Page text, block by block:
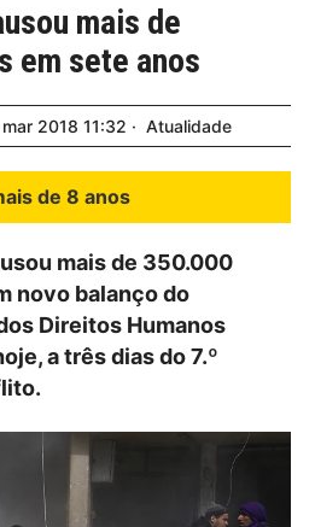
mais de
em sete anos
mar 2018 11:32 Atualidade
de 8 anos
mais de 350.000
novo balanço do
Direitos Humanos
a três dias do 7.º